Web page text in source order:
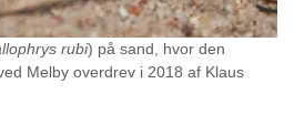
rubi) på sand, hvor den
Melby overdrev i 2018 af Klaus